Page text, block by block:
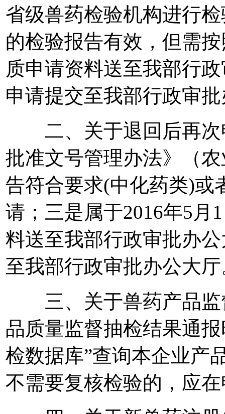
省级兽药检验机构进行
的检验报告有效，但需
质申请资料送至我部行
申请提交至我部行政审
二、关于退回后再次
批准文号管理办法》（
告符合要求(中化药类)或
请；三是属于2016年5月
料送至我部行政审批办
至我部行政审批办公大
三、关于兽药产品监
品质量监督抽检结果通
检数据库”查询本企业产
不需要复核检验的，应